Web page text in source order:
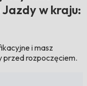
w kraju:
i masz
rozpoczęciem.